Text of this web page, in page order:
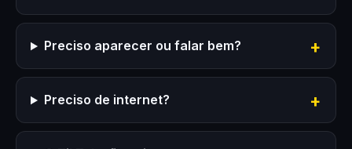
Preciso aparecer ou falar bem?
Preciso de internet?